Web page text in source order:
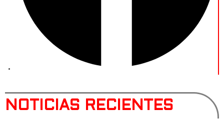
NOTICIAS RECIENTES